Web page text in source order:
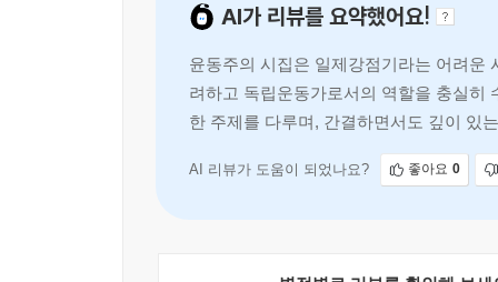
와 교회가 새로 이루어지고, 어른과 아이들에게
--- p.204 「윤일주 - 선백(先伯)의 생애」 중에서
그는 아주 고요하게 내면적인 사람이었다. 그래
껴지는 것이었다. 나는 아무 과장 없이 고백할 수
AI가 리뷰를 요약했어요!
윤동주의 시집은 일제강점기라는 어려운
려하고 독립운동가로서의 역할을 충실히
한 주제를 다루며, 간결하면서도 깊이 있
시'와 '자화상'은 대한민국 시문학의 걸작